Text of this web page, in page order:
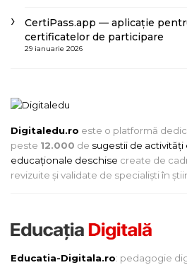
CertiPass.app — aplicație
certificatelor de participare
29 ianuarie 2026
Digitaledu.ro este o platformă
peste 12.000 de sugestii de activități
educaționale deschise create de
revizuite și validate de specialiști în
Educatia-Digitala.ro: pedagogie